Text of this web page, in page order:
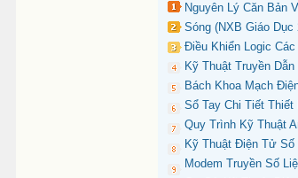
Nguyên Lý Căn Bản
Sóng (NXB Giáo Dục
Điều Khiển Logic
Kỹ Thuật Truyền
Bách Khoa Mạch
Sổ Tay Chi Tiết Thiết
Quy Trình Kỹ Thuật
Kỹ Thuật Điện Tử Số
Modem Truyền Số